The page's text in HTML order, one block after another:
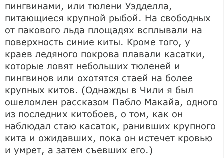
пингвинами, или тюлени Уэдделла,
питающиеся крупной рыбой. На свободных
от пакового льда площадях всплывали на
поверхность синие киты. Кроме того, у
краев ледяного покрова плавали касатки,
которые ловят небольших тюленей и
пингвинов или охотятся стаей на более
крупных китов. (Однажды в Чили я был
ошеломлен рассказом Пабло Макайа, одного
из последних китобоев, о том, как он
наблюдал стаю касаток, ранивших крупного
кита и ожидавших, пока он истечет кровью
и умрет, а затем съевших его.)